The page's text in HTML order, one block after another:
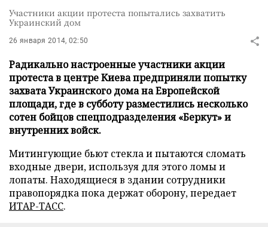
Участники акции протеста попытались захватить
Украинский дом
26 января 2014, 02:50
Радикально настроенные участники акции
протеста в центре Киева предприняли попытку
захвата Украинского дома на Европейской
площади, где в субботу разместились несколько
сотен бойцов спецподразделения «Беркут» и
внутренних войск.
Митингующие бьют стекла и пытаются сломать
входные двери, используя для этого ломы и
лопаты. Находящиеся в здании сотрудники
правопорядка пока держат оборону, передает
ИТАР-ТАСС.